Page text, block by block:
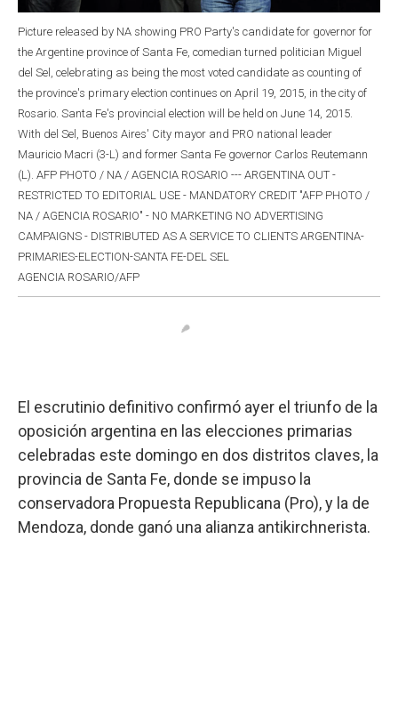
Picture released by NA showing PRO Party's candidate for governor for
the Argentine province of Santa Fe, comedian turned politician Miguel
del Sel, celebrating as being the most voted candidate as counting of
the province's primary election continues on April 19, 2015, in the city of
Rosario. Santa Fe's provincial election will be held on June 14, 2015.
With del Sel, Buenos Aires' City mayor and PRO national leader
Mauricio Macri (3-L) and former Santa Fe governor Carlos Reutemann
(L). AFP PHOTO / NA / AGENCIA ROSARIO --- ARGENTINA OUT -
RESTRICTED TO EDITORIAL USE - MANDATORY CREDIT "AFP PHOTO /
NA / AGENCIA ROSARIO" - NO MARKETING NO ADVERTISING
CAMPAIGNS - DISTRIBUTED AS A SERVICE TO CLIENTS ARGENTINA-
PRIMARIES-ELECTION-SANTA FE-DEL SEL
AGENCIA ROSARIO/AFP
El escrutinio definitivo confirmó ayer el triunfo de la
oposición argentina en las elecciones primarias
celebradas este domingo en dos distritos claves, la
provincia de Santa Fe, donde se impuso la
conservadora Propuesta Republicana (Pro), y la de
Mendoza, donde ganó una alianza antikirchnerista.